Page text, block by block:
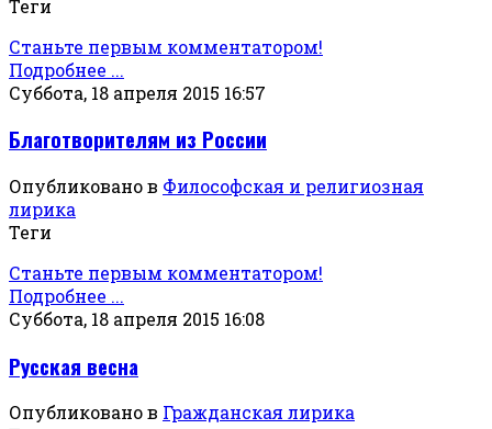
Теги
Станьте первым комментатором!
Подробнее ...
Суббота, 18 апреля 2015 16:57
Благотворителям из России
Опубликовано в Философская и религиозная
лирика
Теги
Станьте первым комментатором!
Подробнее ...
Суббота, 18 апреля 2015 16:08
Русская весна
Опубликовано в Гражданская лирика